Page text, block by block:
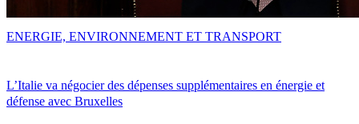
L’Italie va négocier des dépenses supplémentaires en énergie et
défense avec Bruxelles
ENERGIE, ENVIRONNEMENT ET TRANSPORT